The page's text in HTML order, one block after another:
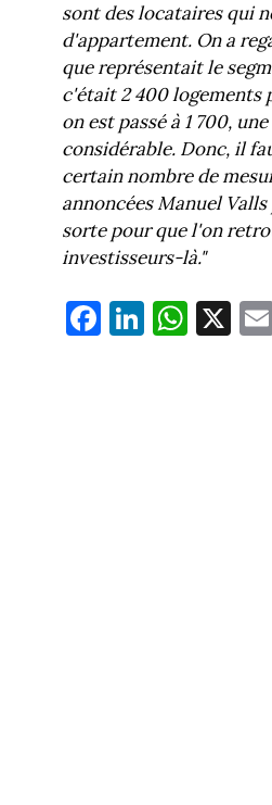
sont des locataires qui
d'appartement. On a
que représentait le
c'était 2 400 logements
on est passé à 1 700,
considérable. Donc, il
certain nombre de
annoncées Manuel
sorte pour que l'on
investisseurs-là."
Fa
ce
Li
nk
W
ha
X